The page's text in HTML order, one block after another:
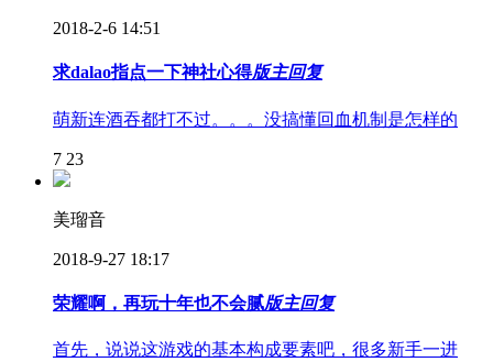
2018-2-6 14:51
求dalao指点一下神社心得版主回复
萌新连酒吞都打不过。。。没搞懂回血机制是怎样的
7 23
美瑠音
2018-9-27 18:17
荣耀啊，再玩十年也不会腻版主回复
首先，说说这游戏的基本构成要素吧，很多新手一进